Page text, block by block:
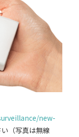
new-
（写真は無線